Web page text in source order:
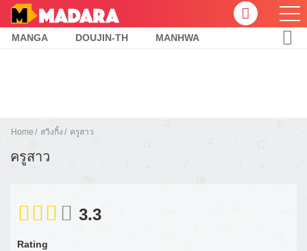
MANGA DOUJIN-TH MANHWA
Home สวิงกิ้ง ครูสาว
ครูสาว
3.3
Rating